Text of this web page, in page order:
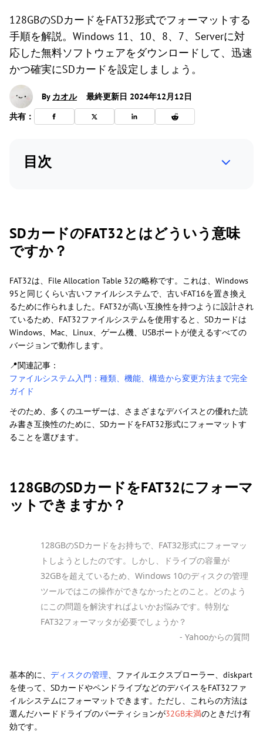
128GBのSDカードをFAT32形式でフォーマットする
手順を解説。Windows 11、10、8、7、Serverに対
応した無料ソフトウェアをダウンロードして、迅速
かつ確実にSDカードを設定しましょう。
By カオル
最終更新日 2024年12月12日
共有：
目次
SDカードのFAT32とはどういう意味
ですか？
FAT32は、File Allocation Table 32の略称です。これは、Windows
95と同じくらい古いファイルシステムで、古いFAT16を置き換え
るために作られました。FAT32が高い互換性を持つように設計され
ているため、FAT32ファイルシステムを使用すると、SDカードは
Windows、Mac、Linux、ゲーム機、USBポートが使えるすべての
バージョンで動作します。
📍関連記事：
ファイルシステム入門：種類、機能、構造から変更方法まで完全
ガイド
そのため、多くのユーザーは、さまざまなデバイスとの優れた読
み書き互換性のために、SDカードをFAT32形式にフォーマットす
ることを選びます。
128GBのSDカードをFAT32にフォーマ
ットできますか？
128GBのSDカードをお持ちで、FAT32形式にフォーマッ
トしようとしたのです。しかし、ドライブの容量が
32GBを超えているため、Windows 10のディスクの管理
ツールではこの操作ができなかったとのこと。どのよう
にこの問題を解決すればよいかお悩みです。特別な
FAT32フォーマッタが必要でしょうか？
- Yahooからの質問
基本的に、 ディスクの管理、ファイルエクスプローラー、diskpart
を使って、SDカードやペンドライブなどのデバイスをFAT32ファ
イルシステムにフォーマットできます。ただし、これらの方法は
選んだハードドライブのパーティションが32GB未満のときだけ有
効です。